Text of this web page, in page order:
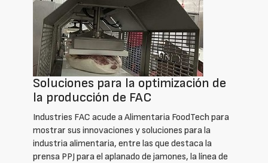
Soluciones para la optimización de
la producción de FAC
Industries FAC acude a Alimentaria FoodTech para
mostrar sus innovaciones y soluciones para la
industria alimentaria, entre las que destaca la
prensa PPJ para el aplanado de jamones, la línea de